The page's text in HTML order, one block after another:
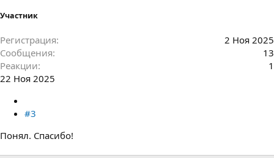
Участник
Регистрация
2 Ноя 2025
Сообщения
13
Реакции
1
22 Ноя 2025
#3
Понял. Спасибо!